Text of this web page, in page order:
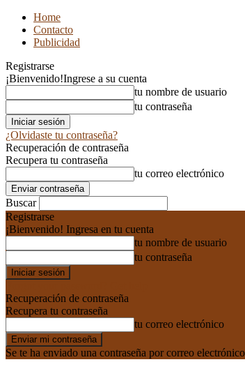
Home
Contacto
Publicidad
Registrarse
¡Bienvenido!Ingrese a su cuenta
tu nombre de usuario
tu contraseña
¿Olvidaste tu contraseña?
Recuperación de contraseña
Recupera tu contraseña
tu correo electrónico
Buscar
Registrarse
¡Bienvenido! Ingresa en tu cuenta
tu nombre de usuario
tu contraseña
Recuperación de contraseña
Recupera tu contraseña
tu correo electrónico
Se te ha enviado una contraseña por correo